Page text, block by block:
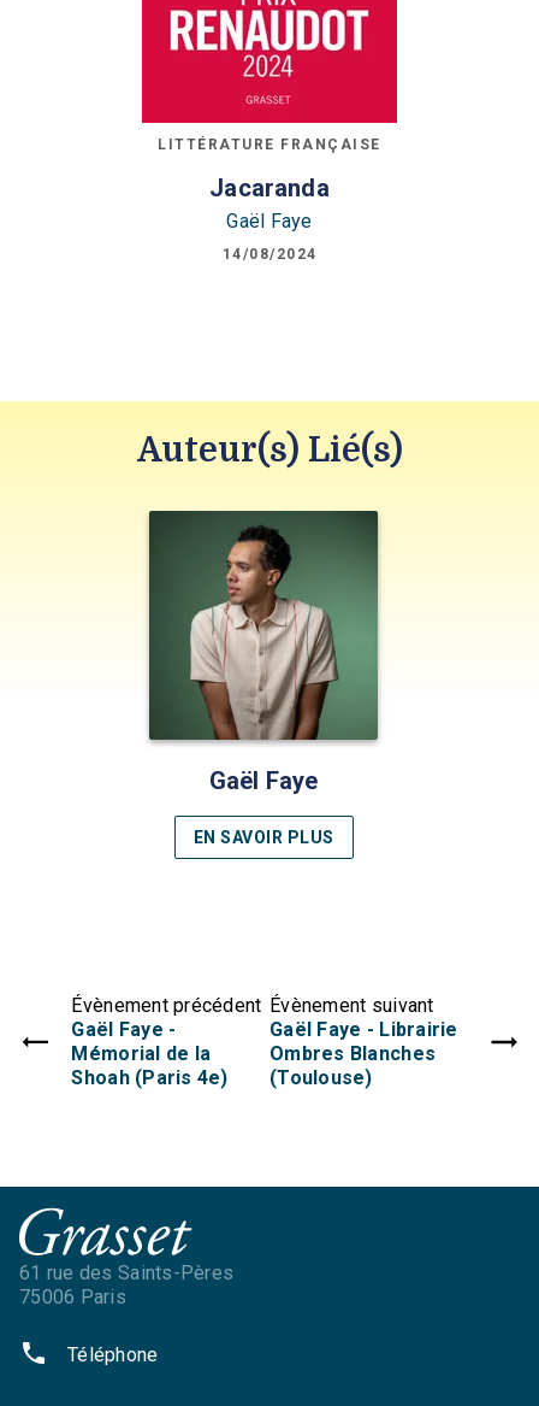
LITTÉRATURE FRANÇAISE
Jacaranda
Gaël Faye
14/08/2024
Auteur(s) Lié(s)
Gaël Faye
EN SAVOIR PLUS
Évènement précédent
Gaël Faye -
Mémorial de la
Shoah (Paris 4e)
Évènement suivant
Gaël Faye - Librairie
Ombres Blanches
(Toulouse)
61 rue des Saints-Pères
75006 Paris
phone Téléphone